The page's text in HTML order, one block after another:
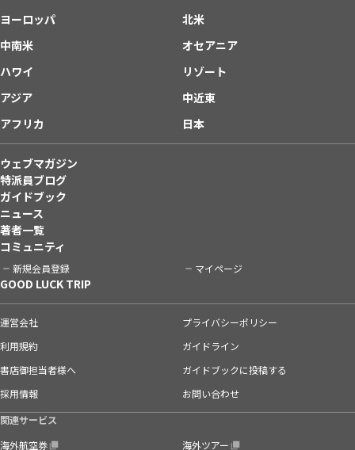
ヨーロッパ
北米
中南米
オセアニア
ハワイ
リゾート
アジア
中近東
アフリカ
日本
ウェブマガジン
特派員ブログ
ガイドブック
ニュース
著者一覧
コミュニティ
新規会員登録 マイページ
GOOD LUCK TRIP
運営会社
プライバシーポリシー
利用規約
ガイドライン
書店御担当者様へ
ガイドブックに投稿する
採用情報
お問い合わせ
関連サービス
海外航空券
海外ツアー